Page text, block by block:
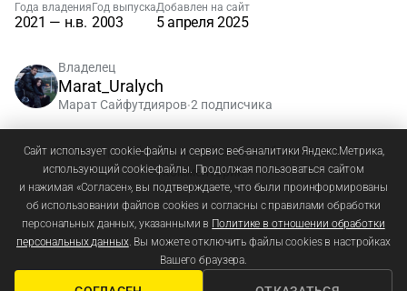
Года владения
2021 — н.в.
Год выпуска
2003
Добавлен на сайт
5 апреля 2025
Владелец
Marat_Uralych
Марат Сайфутдияров•2 подписчика
Зарегистрируйтесьиливойдите, чтобы добавлять
комментарии
Сайт использует cookie-файлы и сервис веб-аналитики Яндекс.Метрика,
использующий cookie-файлы. Продолжая пользоваться сайтом
и нажимая «Согласен», вы подтверждаете, что были проинформированы
об использовании файлов cookies и согласны с правилами обработки
персональных данных, указанными в Политике в отношении обработки
персональных данных. Вы можете отключить файлы cookies в настройках
Вашего браузера.